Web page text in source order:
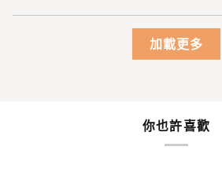
加載更多
你也許喜歡